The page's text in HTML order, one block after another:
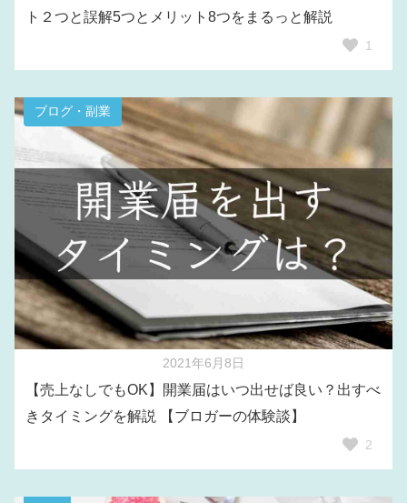
ト２つと誤解5つとメリット8つをまるっと解説
1
ブログ・副業
2021年6月8日
【売上なしでもOK】開業届はいつ出せば良い？出すべ
きタイミングを解説 【ブロガーの体験談】
2